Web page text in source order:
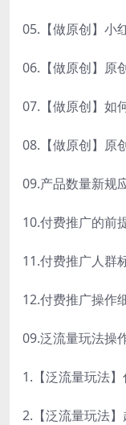
05.【做原创】小
06.【做原创】原
07.【做原创】如
08.【做原创】原
09.产品数量新规
10.付费推广的前
11.付费推广人群
12.付费推广操作
09.泛流量玩法操
1.【泛流量玩法
2.【泛流量玩法